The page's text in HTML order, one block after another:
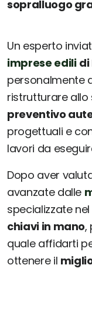
sopralluogo
Un esperto
imprese edili di
personalmente
ristrutturare
preventivo
progettuali e
lavori da
Dopo aver
avanzate dalle
specializzate
chiavi in mano,
quale affidarti
ottenere il